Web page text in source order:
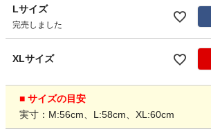
Lサイズ
完売しました
XLサイズ
■ サイズの目安
実寸：M:56cm、L:58cm、XL:60cm